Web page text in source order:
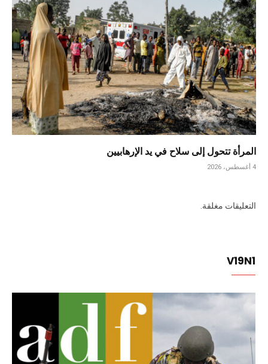
المرأة تتحول إلى سلاح في يد الإرهابيين
4 أغسطس، 2026
التعليقات مغلقة.
V19N1